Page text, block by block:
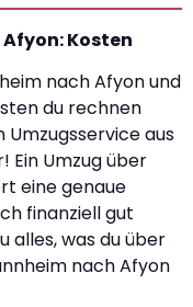
Kosten
nach Afyon und
du rechnen
Umzugsservice aus
Ein Umzug über
eine genaue
finanziell gut
alles, was du über
nach Afyon